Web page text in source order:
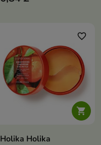

favorite_border
Holika Holika